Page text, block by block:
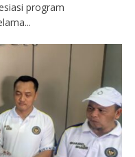
program